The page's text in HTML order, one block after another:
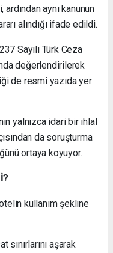
aynı kanunun
alındığı ifade edildi.
Sayılı Türk Ceza
değerlendirilerek
de resmi yazıda yer
yalnızca idari bir ihlal
da soruşturma
ortaya koyuyor.
kullanım şekline
aşarak